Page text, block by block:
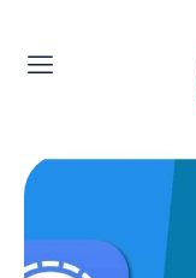
Valerie's